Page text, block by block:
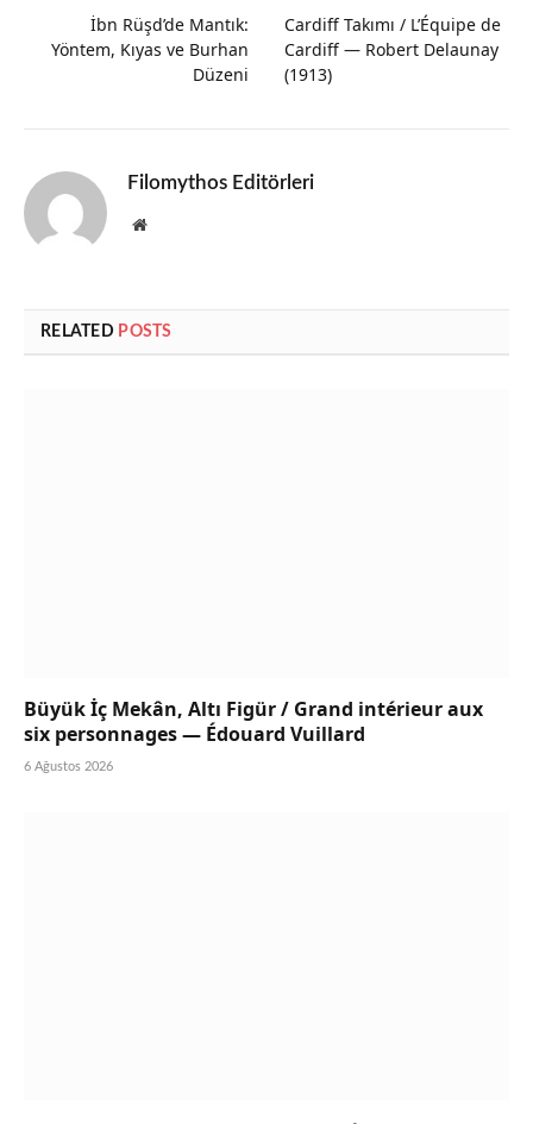
İbn Rüşd’de Mantık:
Yöntem, Kıyas ve Burhan
Düzeni
Cardiff Takımı / L’Équipe de
Cardiff — Robert Delaunay
(1913)
Filomythos Editörleri
Website
RELATED POSTS
Büyük İç Mekân, Altı Figür / Grand intérieur aux
six personnages — Édouard Vuillard
6 Ağustos 2026